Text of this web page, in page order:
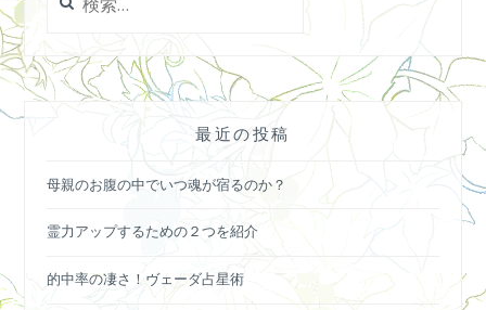
索:
最近の投稿
母親のお腹の中でいつ魂が宿るのか？
霊力アップするための２つを紹介
的中率の凄さ！ヴェーダ占星術